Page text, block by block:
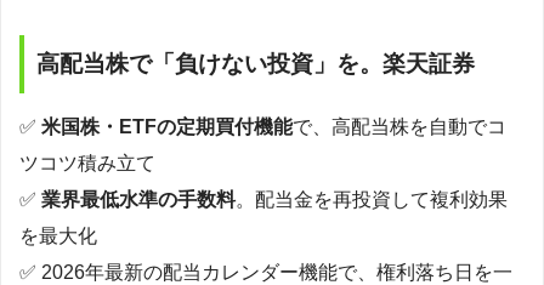
高配当株で「負けない投資」を。楽天証券
✅ 米国株・ETFの定期買付機能で、高配当株を自動でコ
ツコツ積み立て
✅ 業界最低水準の手数料。配当金を再投資して複利効果
を最大化
✅ 2026年最新の配当カレンダー機能で、権利落ち日を一